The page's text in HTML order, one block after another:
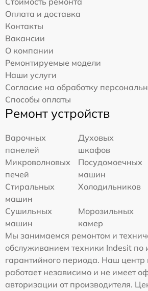
Оплата и доставка
Контакты
Вакансии
О компании
Ремонтируемые модели
Наши услуги
Согласие на обработку
Способы оплаты
Ремонт устройств
Варочных
панелей
Духовых
шкафов
Микроволновых
печей
Посудомоечных
машин
Стиральных
машин
Холодильников
Сушильных
машин
Морозильных
камер
Мы занимаемся ремонтом и
обслуживанием техники Indesit по
гарантийного периода. Наш центр
работает независимо и не имеет
авторизации от производителя.